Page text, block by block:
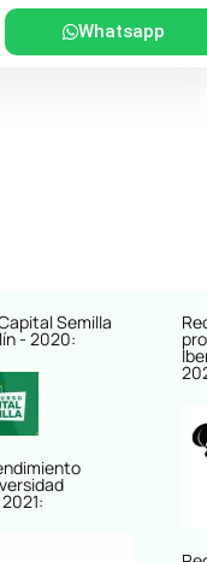
Whatsapp
Semilla
- 2020: